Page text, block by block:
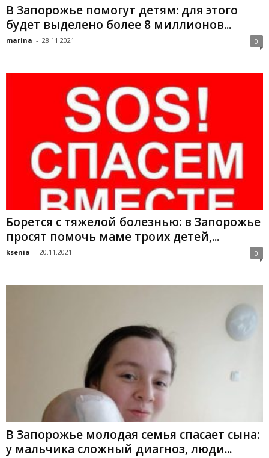
В Запорожье помогут детям: для этого
будет выделено более 8 миллионов...
marina - 28.11.2021 0
Борется с тяжелой болезнью: в Запорожье
просят помочь маме троих детей,...
ksenia - 20.11.2021 0
В Запорожье молодая семья спасает сына:
у мальчика сложный диагноз, люди...